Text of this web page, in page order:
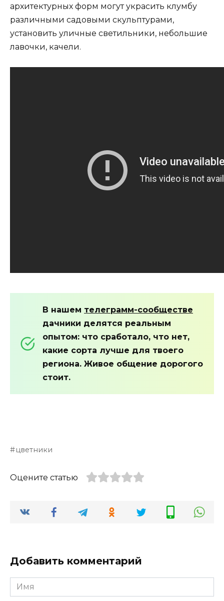
архитектурных форм могут украсить клумбу
различными садовыми скульптурами,
установить уличные светильники, небольшие
лавочки, качели.
В нашем телеграмм-сообществе
дачники делятся реальным
опытом: что сработало, что нет,
какие сорта лучше для твоего
региона. Живое общение дорогого
стоит.
цветники
Оцените статью
Добавить комментарий
Имя
*